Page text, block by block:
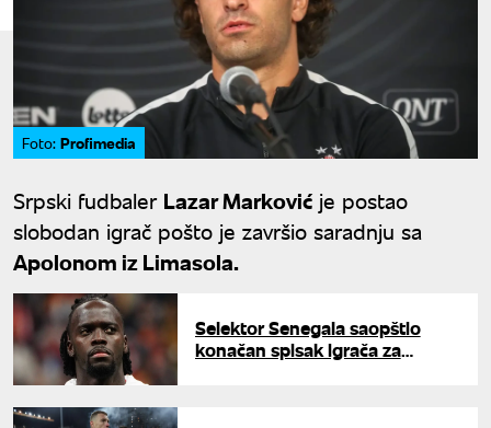
Foto: Profimedia
Srpski fudbaler Lazar Marković je postao
slobodan igrač pošto je završio saradnju sa
Apolonom iz Limasola.
Selektor Senegala saopštio
konačan spisak igrača za